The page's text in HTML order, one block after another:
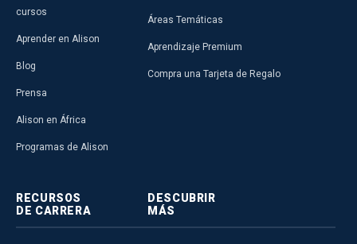
cursos
Aprender en Alison
Blog
Prensa
Alison en África
Programas de Alison
Áreas Temáticas
Aprendizaje Premium
Compra una Tarjeta de Regalo
RECURSOS
DE CARRERA
DESCUBRIR
MÁS